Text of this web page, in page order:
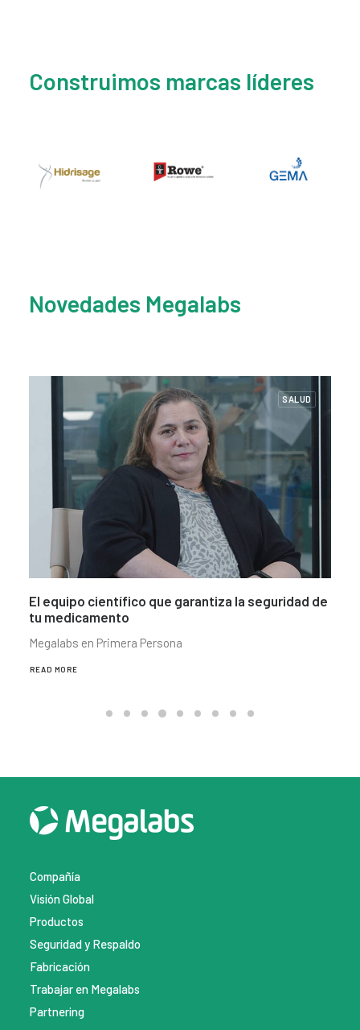
Construimos marcas líderes
Novedades Megalabs
SALUD
La calidad se construye con personas
Megalabs en Primera Persona
READ MORE
Compañía
Visión Global
Productos
Seguridad y Respaldo
Fabricación
Trabajar en Megalabs
Partnering